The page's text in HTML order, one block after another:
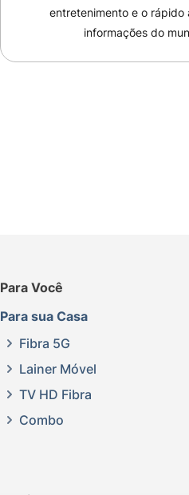
entretenimento e o rápido
informações do
Para Você
Para sua Casa
Fibra 5G
Lainer Móvel
TV HD Fibra
Combo